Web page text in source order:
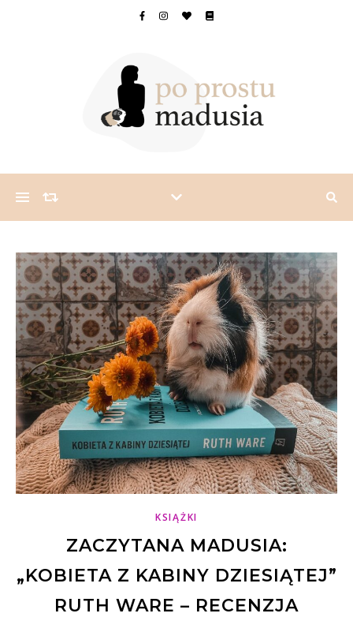
KSIĄŻKI
ZACZYTANA MADUSIA:
„KOBIETA Z KABINY DZIESIĄTEJ”
RUTH WARE – RECENZJA